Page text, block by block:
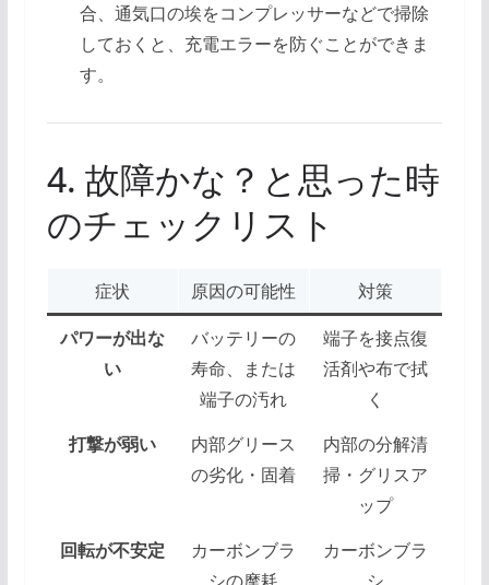
合、通気口の埃をコンプレッサーなどで掃除
しておくと、充電エラーを防ぐことができま
す。
4. 故障かな？と思った時
のチェックリスト
症状 原因の可能性
対策
パワーが出な
い
バッテリーの
寿命、または
端子の汚れ
端子を接点復
活剤や布で拭
く
打撃が弱い
内部グリース
の劣化・固着
内部の分解清
掃・グリスア
ップ
回転が不安定
カーボンブラ
カーボンブラ